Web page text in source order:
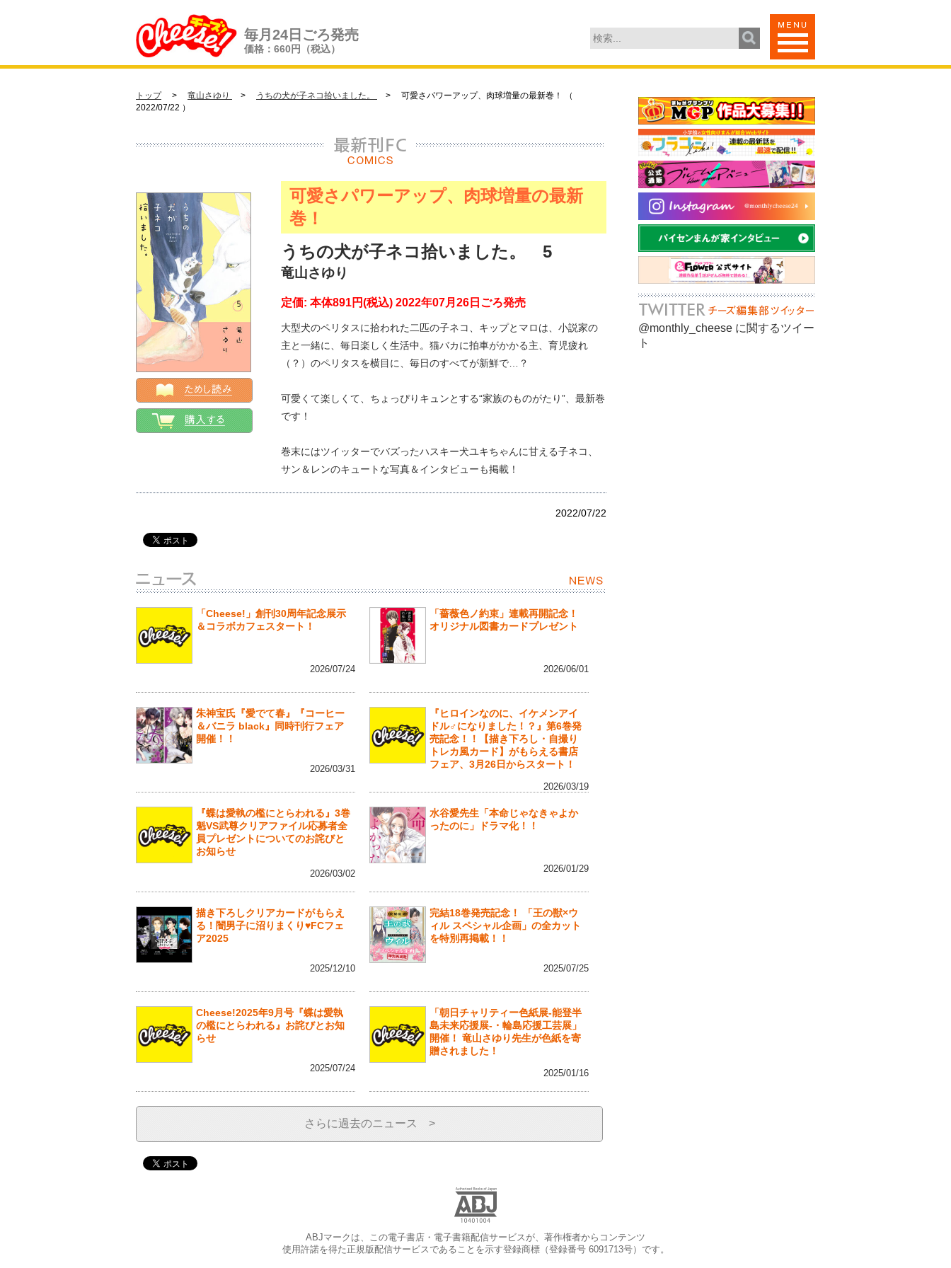
毎月24日ごろ発売
価格：660円（税込）
トップ> 竜山さゆり > うちの犬が子ネコ拾いました。
> 可愛さパワーアップ、肉球増量の最新巻！ （
2022/07/22 ）
可愛さパワーアップ、肉球増量の最新
巻！
うちの犬が子ネコ拾いました。 5
竜山さゆり
定価: 本体891円(税込) 2022年07月26日ごろ発売
大型犬のペリタスに拾われた二匹の子ネコ、キップとマロは、小説家の
主と一緒に、毎日楽しく生活中。猫バカに拍車がかかる主、育児疲れ
（？）のペリタスを横目に、毎日のすべてが新鮮で…？
可愛くて楽しくて、ちょっぴりキュンとする“家族のものがたり”、最新巻
です！
巻末にはツイッターでバズったハスキー犬ユキちゃんに甘える子ネコ、
サン＆レンのキュートな写真＆インタビューも掲載！
2022/07/22
「Cheese!」創刊30周年記念展示
＆コラボカフェスタート！
2026/07/24
「薔薇色ノ約束」連載再開記念！
オリジナル図書カードプレゼント
2026/06/01
朱神宝氏『愛でて春』『コーヒー
＆バニラ black』同時刊行フェア
開催！！
2026/03/31
『ヒロインなのに、イケメンアイ
ドル♂になりました！？』第6巻発
売記念！！【描き下ろし・自撮り
トレカ風カード】がもらえる書店
フェア、3月26日からスタート！
2026/03/19
『蝶は愛執の檻にとらわれる』3巻
魁VS武尊クリアファイル応募者全
員プレゼントについてのお詫びと
お知らせ
2026/03/02
水谷愛先生「本命じゃなきゃよか
ったのに」ドラマ化！！
2026/01/29
描き下ろしクリアカードがもらえ
る！闇男子に沼りまくり♥FCフェ
ア2025
2025/12/10
完結18巻発売記念！ 「王の獣×ウ
ィル スペシャル企画」の全カット
を特別再掲載！！
2025/07/25
Cheese!2025年9月号『蝶は愛執
の檻にとらわれる』お詫びとお知
らせ
2025/07/24
「朝日チャリティー色紙展-能登半
島未来応援展-・輪島応援工芸展」
開催！ 竜山さゆり先生が色紙を寄
贈されました！
2025/01/16
さらに過去のニュース >
@monthly_cheese に関するツイー
ト
ABJマークは、この電子書店・電子書籍配信サービスが、著作権者からコンテンツ
使用許諾を得た正規版配信サービスであることを示す登録商標（登録番号 6091713号）です。